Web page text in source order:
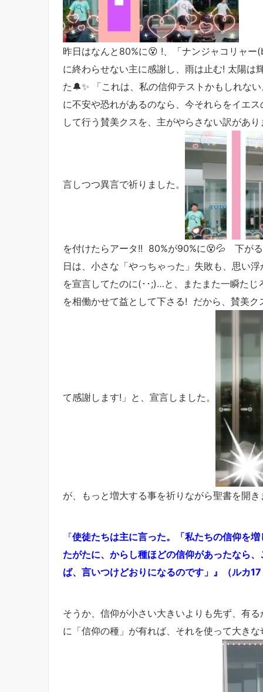
昨日はなんと80%に😵 !、「ナンジャコリャ
に終わらせない主に感謝し、雨は止む! 太陽は
た🔔✨ 「これは、私の信仰テストかもしれな
に不安や恐れがあるのなら、今それらをイエ
して行う賛美クスを、主がやらさない訳があ
言しつつ異言で祈りました。
を付けたらアータ!! 80%が90%に😵💦 下が
日は、小さな「やっちゃった」失敗も、思い
を宣言してたのに(･･;)…と、またまた一瞬た
を相働かせて益として下さる! だから、賛美
て感謝します!」と、宣言しました。
が、もっと増大する事を祈りながら聖書を開
『使徒たちは主に言った。「私たちの信仰を
たがたに、からし種ほどの信仰があったなら
ば、言いつけどおりになるのです」』（ルカ
そうか、信仰が小さい大きいよりも先ず、有
に「信仰の種」が有れば、それを使って大き